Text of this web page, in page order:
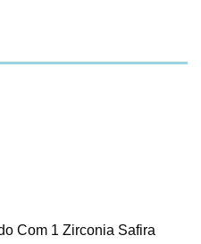
Com 1 Zirconia Safira